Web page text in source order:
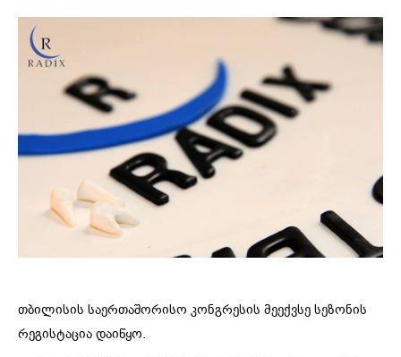
თბილისის საერთაშორისო კონგრესის მეექვსე სეზონის
რეგისტაცია დაიწყო.